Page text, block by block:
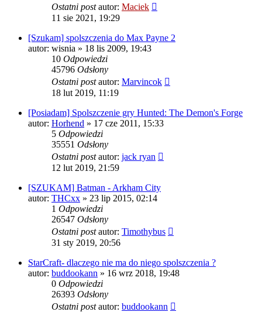
Ostatni postautor: Maciek
11 sie 2021, 19:29
[Szukam] spolszczenia do Max Payne 2
autor: wisnia » 18 lis 2009, 19:43
10 Odpowiedzi
45796 Odsłony
Ostatni postautor: Marvincok
18 lut 2019, 11:19
[Posiadam] Spolszczenie gry Hunted: The Demon's Forge
autor: Horhend » 17 cze 2011, 15:33
5 Odpowiedzi
35551 Odsłony
Ostatni postautor: jack ryan
12 lut 2019, 21:59
[SZUKAM] Batman - Arkham City
autor: THCxx » 23 lip 2015, 02:14
1 Odpowiedzi
26547 Odsłony
Ostatni postautor: Timothybus
31 sty 2019, 20:56
StarCraft- dlaczego nie ma do niego spolszczenia ?
autor: buddookann » 16 wrz 2018, 19:48
0 Odpowiedzi
26393 Odsłony
Ostatni postautor: buddookann